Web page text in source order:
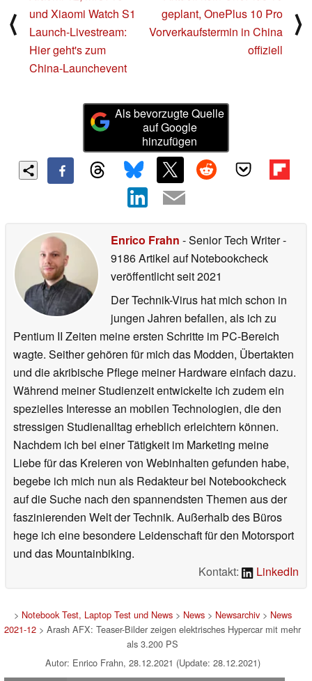
⟨
und Xiaomi Watch S1
Launch-Livestream:
Hier geht's zum
China-Launchevent
geplant, OnePlus 10 Pro
Vorverkaufstermin in China
offiziell
⟩
Als bevorzugte Quelle
auf Google
hinzufügen
Enrico Frahn - Senior Tech Writer-
9186 Artikel auf Notebookcheck
veröffentlichtseit 2021
Der Technik-Virus hat mich schon in
jungen Jahren befallen, als ich zu
Pentium II Zeiten meine ersten Schritte im PC-Bereich
wagte. Seither gehören für mich das Modden, Übertakten
und die akribische Pflege meiner Hardware einfach dazu.
Während meiner Studienzeit entwickelte ich zudem ein
spezielles Interesse an mobilen Technologien, die den
stressigen Studienalltag erheblich erleichtern können.
Nachdem ich bei einer Tätigkeit im Marketing meine
Liebe für das Kreieren von Webinhalten gefunden habe,
begebe ich mich nun als Redakteur bei Notebookcheck
auf die Suche nach den spannendsten Themen aus der
faszinierenden Welt der Technik. Außerhalb des Büros
hege ich eine besondere Leidenschaft für den Motorsport
und das Mountainbiking.
Kontakt:
LinkedIn
> Notebook Test, Laptop Test und News> News> Newsarchiv> News
2021-12 > Arash AFX: Teaser-Bilder zeigen elektrisches Hypercar mit mehr
als 3.200 PS
Autor: Enrico Frahn, 28.12.2021 (Update: 28.12.2021)